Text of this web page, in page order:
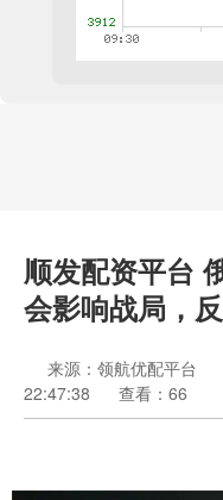
顺发配资平台
会影响战局，
来源：领航优配平台
22:47:38
查看：66